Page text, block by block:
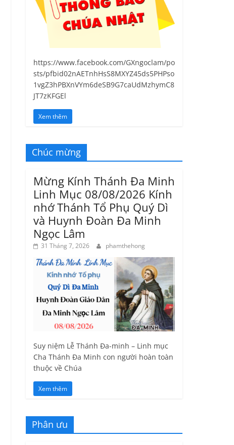
https://www.facebook.com/GXngoclam/po
sts/pfbid02nAETnhHsS8MXYZ45ds5PHPso
1vgZ3hPBXnVYm6deSB9G7caUdMzhymC8
JT7zKFGEl
Xem thêm
Chúc mừng
Mừng Kính Thánh Đa Minh
Linh Mục 08/08/2026 Kính
nhớ Thánh Tổ Phụ Quý Dì
và Huynh Đoàn Đa Minh
Ngọc Lâm
31 Tháng 7, 2026 phamthehong
Suy niệm Lễ Thánh Đa-minh – Linh mục
Cha Thánh Đa Minh con người hoàn toàn
thuộc về Chúa
Xem thêm
Phân ưu